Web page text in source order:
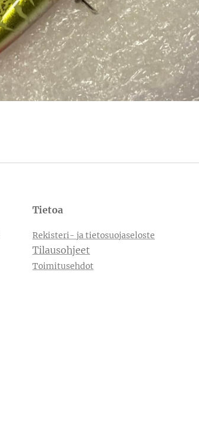
Tietoa
Rekisteri- ja tietosuojaseloste
Tilausohjeet
Toimitusehdot